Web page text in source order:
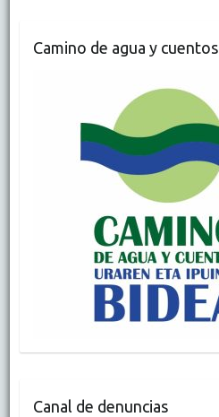
Camino de agua y cuentos
Canal de denuncias